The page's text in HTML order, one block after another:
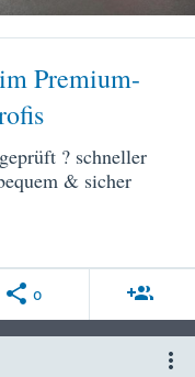
Premium-
? schneller
& sicher
share 0 group_add
more_vert